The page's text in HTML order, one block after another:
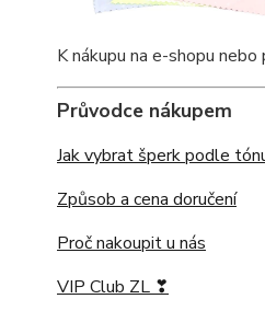
K nákupu na e-shopu
Průvodce nákupem
Jak vybrat šperk podle
Způsob a cena doručení
Proč nakoupit u nás
VIP Club ZL ❣